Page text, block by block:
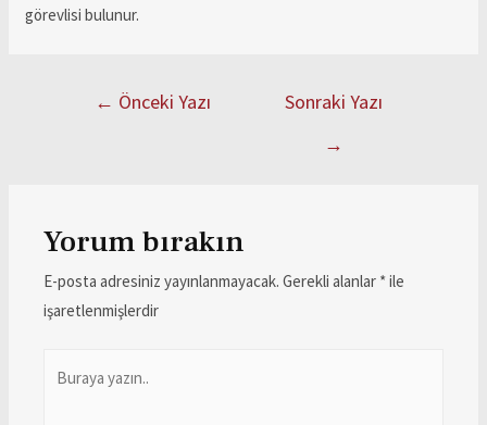
görevlisi bulunur.
← Önceki Yazı
Sonraki Yazı
→
Yorum bırakın
E-posta adresiniz yayınlanmayacak. Gerekli alanlar *ile
işaretlenmişlerdir